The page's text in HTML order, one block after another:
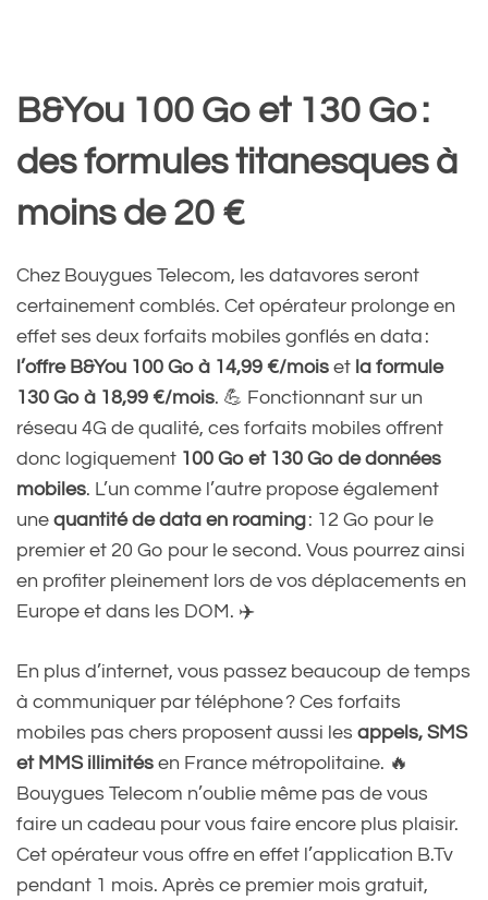
B&You 100 Go et 130 Go :
des formules titanesques à
moins de 20 €
Chez Bouygues Telecom, les datavores seront
certainement comblés. Cet opérateur prolonge en
effet ses deux forfaits mobiles gonflés en data :
l’offre B&You 100 Go à 14,99 €/mois et la formule
130 Go à 18,99 €/mois. 💪 Fonctionnant sur un
réseau 4G de qualité, ces forfaits mobiles offrent
donc logiquement 100 Go et 130 Go de données
mobiles. L’un comme l’autre propose également
une quantité de data en roaming: 12 Go pour le
premier et 20 Go pour le second. Vous pourrez ainsi
en profiter pleinement lors de vos déplacements en
Europe et dans les DOM. ✈️
En plus d’internet, vous passez beaucoup de temps
à communiquer par téléphone ? Ces forfaits
mobiles pas chers proposent aussi les appels, SMS
et MMS illimités en France métropolitaine. 🔥
Bouygues Telecom n’oublie même pas de vous
faire un cadeau pour vous faire encore plus plaisir.
Cet opérateur vous offre en effet l’application B.Tv
pendant 1 mois. Après ce premier mois gratuit,